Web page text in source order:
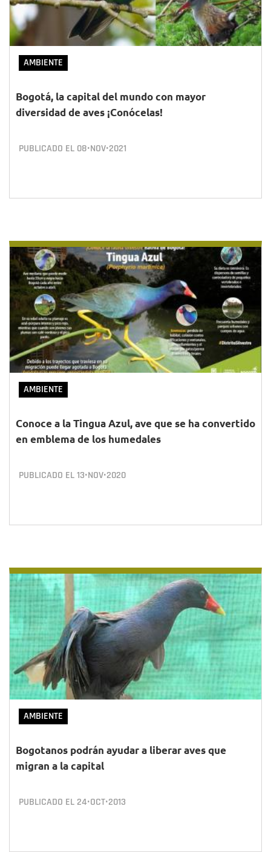
AMBIENTE
Bogotá, la capital del mundo con mayor
diversidad de aves ¡Conócelas!
PUBLICADO EL 08•NOV•2021
AMBIENTE
Conoce a la Tingua Azul, ave que se ha convertido
en emblema de los humedales
PUBLICADO EL13•NOV•2020
AMBIENTE
Bogotanos podrán ayudar a liberar aves que
migran a la capital
PUBLICADO EL 24•OCT•2013